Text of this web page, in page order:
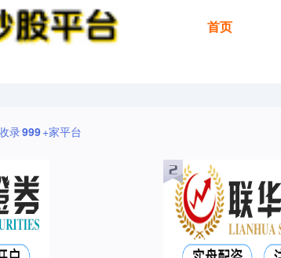
首页
录999+家平台